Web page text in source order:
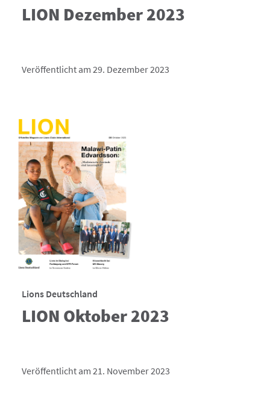
LION Dezember 2023
Veröffentlicht am 29. Dezember 2023
Lions Deutschland
LION Oktober 2023
Veröffentlicht am 21. November 2023